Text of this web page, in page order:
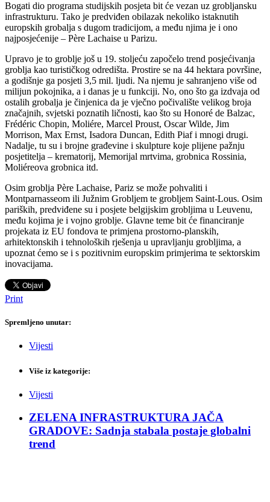
Bogati dio programa studijskih posjeta bit će vezan uz grobljansku
infrastrukturu. Tako je predviđen obilazak nekoliko istaknutih
europskih grobalja s dugom tradicijom, a među njima je i ono
najposjećenije – Père Lachaise u Parizu.
Upravo je to groblje još u 19. stoljeću započelo trend posjećivanja
groblja kao turističkog odredišta. Prostire se na 44 hektara površine,
a godišnje ga posjeti 3,5 mil. ljudi. Na njemu je sahranjeno više od
milijun pokojnika, a i danas je u funkciji. No, ono što ga izdvaja od
ostalih grobalja je činjenica da je vječno počivalište velikog broja
značajnih, svjetski poznatih ličnosti, kao što su Honoré de Balzac,
Frédéric Chopin, Moliére, Marcel Proust, Oscar Wilde, Jim
Morrison, Max Ernst, Isadora Duncan, Edith Piaf i mnogi drugi.
Nadalje, tu su i brojne građevine i skulpture koje plijene pažnju
posjetitelja – krematorij, Memorijal mrtvima, grobnica Rossinia,
Moliéreova grobnica itd.
Osim groblja Père Lachaise, Pariz se može pohvaliti i
Montparnasseom ili Južnim Grobljem te grobljem Saint-Lous. Osim
pariških, predviđene su i posjete belgijskim grobljima u Leuvenu,
među kojima je i vojno groblje. Glavne teme bit će financiranje
projekata iz EU fondova te primjena prostorno-planskih,
arhitektonskih i tehnoloških rješenja u upravljanju grobljima, a
upoznat ćemo se i s pozitivnim europskim primjerima te sektorskim
inovacijama.
Print
Spremljeno unutar:
Vijesti
Više iz kategorije:
Vijesti
ZELENA INFRASTRUKTURA JAČA
GRADOVE: Sadnja stabala postaje globalni
trend